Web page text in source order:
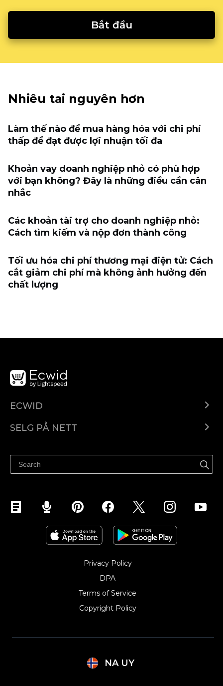
Bắt đầu
Nhiêu tai nguyên hơn
Làm thế nào để mua hàng hóa với chi phí
thấp để đạt được lợi nhuận tối đa
Khoản vay doanh nghiệp nhỏ có phù hợp
với bạn không? Đây là những điều cần cân
nhắc
Các khoản tài trợ cho doanh nghiệp nhỏ:
Cách tìm kiếm và nộp đơn thành công
Tối ưu hóa chi phí thương mại điện tử: Cách
cắt giảm chi phí mà không ảnh hưởng đến
chất lượng
ECWID
Pris
SELG PÅ NETT
Selg på Facebook
Selg på Instagram
Privacy Policy
DPA
Terms of Service
Copyright Policy‎
NA UY